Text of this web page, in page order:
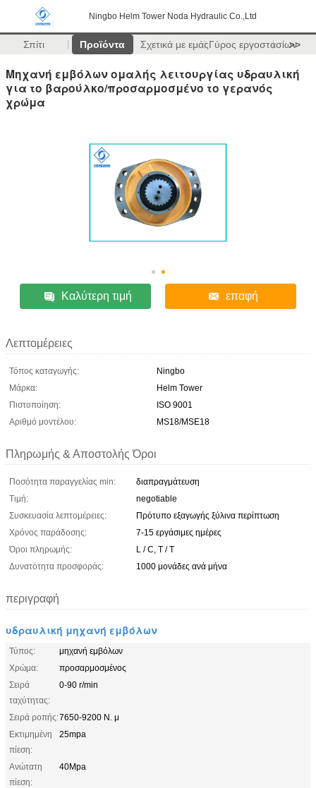
Ningbo Helm Tower Noda Hydraulic Co.,Ltd
Σπίτι Προϊόντα Σχετικά με εμάςΓύρος εργοστασίων
>>
Μηχανή εμβόλων ομαλής λειτουργίας υδραυλική
για το βαρούλκο/προσαρμοσμένο το γερανός
χρώμα
Καλύτερη τιμή επαφή
Λεπτομέρειες
Τόπος καταγωγής:
Ningbo
Μάρκα:
Helm Tower
Πιστοποίηση:
ISO 9001
Αριθμό μοντέλου:
MS18/MSE18
Πληρωμής & Αποστολής Όροι
Ποσότητα παραγγελίας min:
διαπραγμάτευση
Τιμή:
negotiable
Συσκευασία λεπτομέρειες:
Πρότυπο εξαγωγής ξύλινα περίπτωση
Χρόνος παράδοσης:
7-15 εργάσιμες ημέρες
Όροι πληρωμής:
L / C, T / T
Δυνατότητα προσφοράς:
1000 μονάδες ανά μήνα
περιγραφή
υδραυλική μηχανή εμβόλων
Τύπος:
μηχανή εμβόλων
Χρώμα:
προσαρμοσμένος
Σειρά
ταχύτητας:
0-90 r/min
Σειρά ροπής:7650-9200 Ν. μ
Εκτιμημένη
πίεση:
25mpa
Ανώτατη
πίεση:
40Mpa